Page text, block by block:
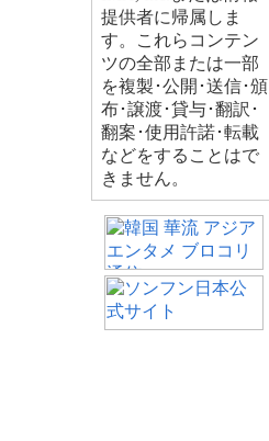
提供者に帰属しま
す。これらコンテン
ツの全部または一部
を複製･公開･送信･頒
布･譲渡･貸与･翻訳･
翻案･使用許諾･転載
などをすることはで
きません。